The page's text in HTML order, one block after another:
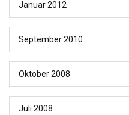
Januar 2012
September 2010
Oktober 2008
Juli 2008